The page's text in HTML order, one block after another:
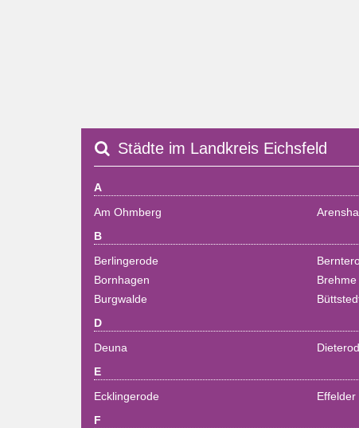
Städte im Landkreis Eichsfeld
A
Am Ohmberg
B
Berlingerode
Bornhagen
Brehme
Burgwalde
D
Deuna
E
Ecklingerode
Effelder
F